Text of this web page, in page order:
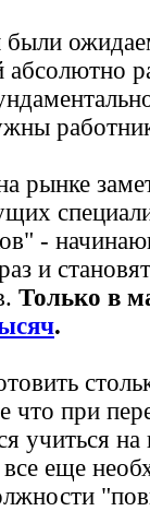
были
абсолютно
рынке
-
и
Только в
.
что при
учиться
еще